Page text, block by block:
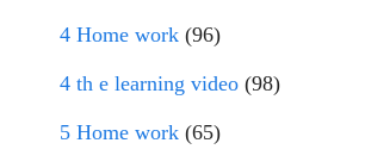
4 Home work (96)
4 th e learning video (98)
5 Home work (65)